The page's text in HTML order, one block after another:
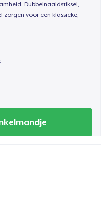
Dubbelnaaldstiksel,
voor een klassieke,